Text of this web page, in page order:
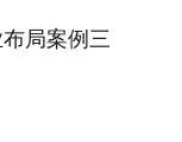
局案例三